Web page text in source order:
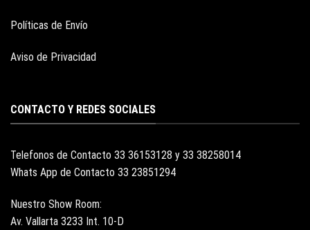
Políticas de Envío
Aviso de Privacidad
CONTACTO Y REDES SOCIALES
Telefonos de Contacto 33 36153128 y 33 38258014
Whats App de Contacto 33 23851294
Nuestro Show Room:
Av. Vallarta 3233 Int. 10-D